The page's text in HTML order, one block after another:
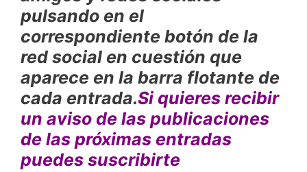
pulsando en el
correspondiente botón de la
red social en cuestión que
aparece en la barra flotante de
cada entrada.Si quieres recibir
un aviso de las publicaciones
de las próximas entradas
puedes suscribirte